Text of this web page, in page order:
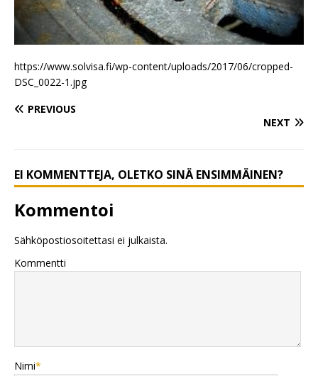
https://www.solvisa.fi/wp-content/uploads/2017/06/cropped-
DSC_0022-1.jpg
PREVIOUS
NEXT
EI KOMMENTTEJA, OLETKO SINÄ ENSIMMÄINEN?
Kommentoi
Sähköpostiosoitettasi ei julkaista.
Kommentti
Nimi*